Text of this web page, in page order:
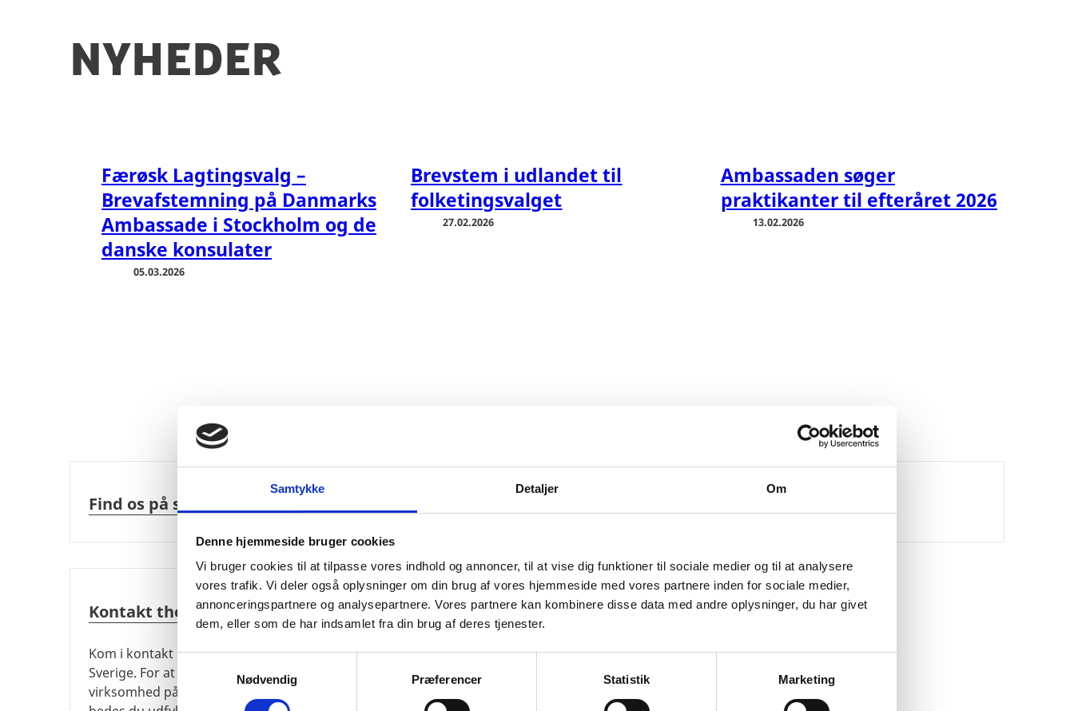
Samtykke Detaljer Om
Denne hjemmeside bruger cookies
Vi bruger cookies til at tilpasse vores indhold og annoncer, til at vise dig funktioner til sociale medier og til at analysere
vores trafik. Vi deler også oplysninger om din brug af vores hjemmeside med vores partnere inden for sociale medier,
annonceringspartnere og analysepartnere. Vores partnere kan kombinere disse data med andre oplysninger, du har givet
dem, eller som de har indsamlet fra din brug af deres tjenester.
m
Nødvendig Præferencer Statistik Marketing
Nyheder
Færøsk Lagtingsvalg –
Brevafstemning på Danmarks
Ambassade i Stockholm og de
danske konsulater
05.03.2026
Brevstem i udlandet til
folketingsvalget
27.02.2026
Ambassaden søger
praktikanter til efteråret 2026
13.02.2026
Find os på sociale medier
Find os på sociale medier
Denmark.dk Rejse og ophold
Kontakt the Trade Council
Kom i kontakt med the Trade Council i
Sverige. For at vi kan rådgive din
virksomhed på den bedst mulige måde,